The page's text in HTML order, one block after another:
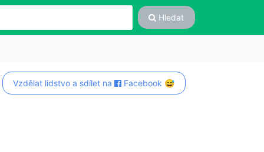
Hledat
Vzdělat lidstvo a sdílet na Facebook 😅